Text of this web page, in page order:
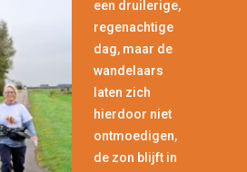
een druilerige,
regenachtige
dag, maar de
wandelaars
laten zich
hierdoor niet
ontmoedigen,
de zon blijft in